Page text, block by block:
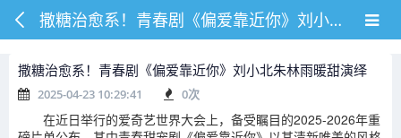
撒糖治愈系！青春剧《偏爱靠近你》刘小北朱林雨暖甜演绎
撒糖治愈系！青春剧《偏爱靠近你》刘小北朱林雨暖甜演绎
2025-04-23 10:29:41 0次
在近日举行的爱奇艺世界大会上，备受瞩目的2025-2026年重